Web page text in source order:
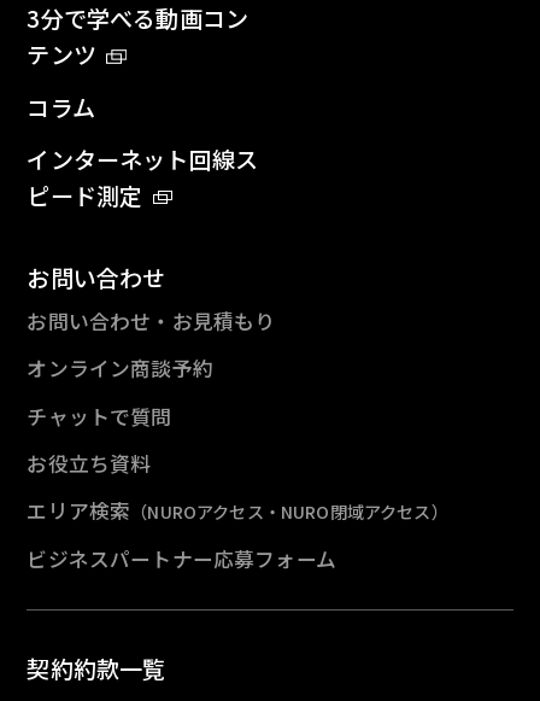
3分で学べる動画コン
テンツ
コラム
インターネット回線ス
ピード測定
お問い合わせ
お問い合わせ・お見積もり
オンライン商談予約
チャットで質問
お役立ち資料
エリア検索 （NUROアクセス・NURO閉域アクセス）
ビジネスパートナー応募フォーム
契約約款一覧